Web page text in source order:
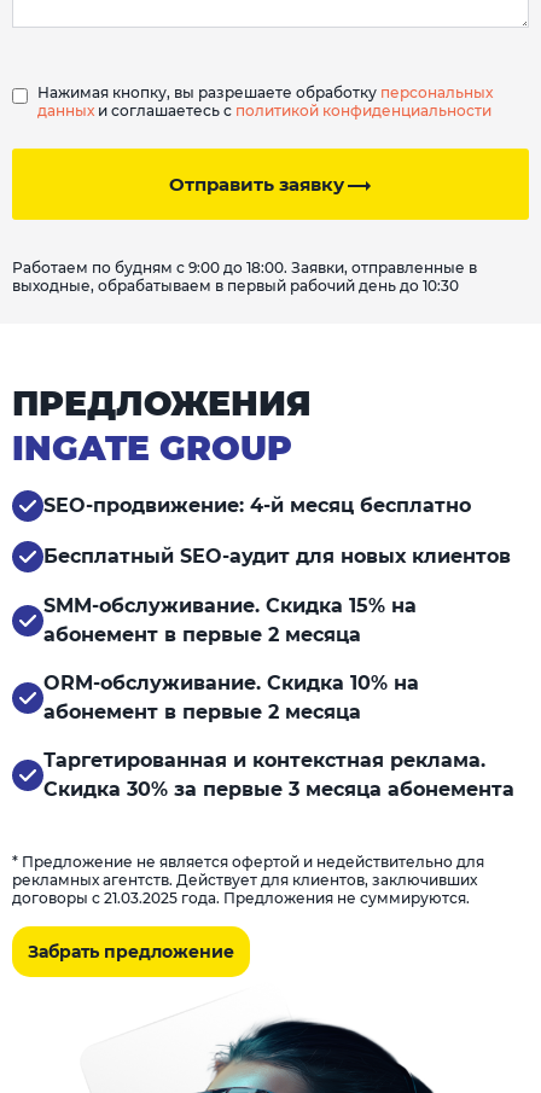
Отправить заявку
Нажимая кнопку, вы разрешаете обработку персональных
данных и соглашаетесь с политикой конфиденциальности
Работаем по будням с 9:00 до 18:00. Заявки, отправленные в
выходные, обрабатываем в первый рабочий день до 10:30
ПРЕДЛОЖЕНИЯ
INGATE GROUP
SEO-продвижение: 4-й месяц бесплатно
Бесплатный SEO-аудит для новых клиентов
SMM-обслуживание. Скидка 15% на
абонемент в первые 2 месяца
ORM-обслуживание. Скидка 10% на
абонемент в первые 2 месяца
Таргетированная и контекстная реклама.
Скидка 30% за первые 3 месяца абонемента
* Предложение не является офертой и недействительно для
рекламных агентств. Действует для клиентов, заключивших
договоры с 21.03.2025 года. Предложения не суммируются.
Забрать предложение